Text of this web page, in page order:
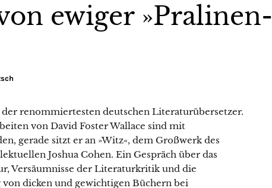
ewiger »Pralinen-
renommiertesten deutschen Literaturübersetzer.
von David Foster Wallace sind mit
gerade sitzt er an »Witz«, dem Großwerk des
Joshua Cohen. Ein Gespräch über das
Versäumnisse der Literaturkritik und die
dicken und gewichtigen Büchern bei